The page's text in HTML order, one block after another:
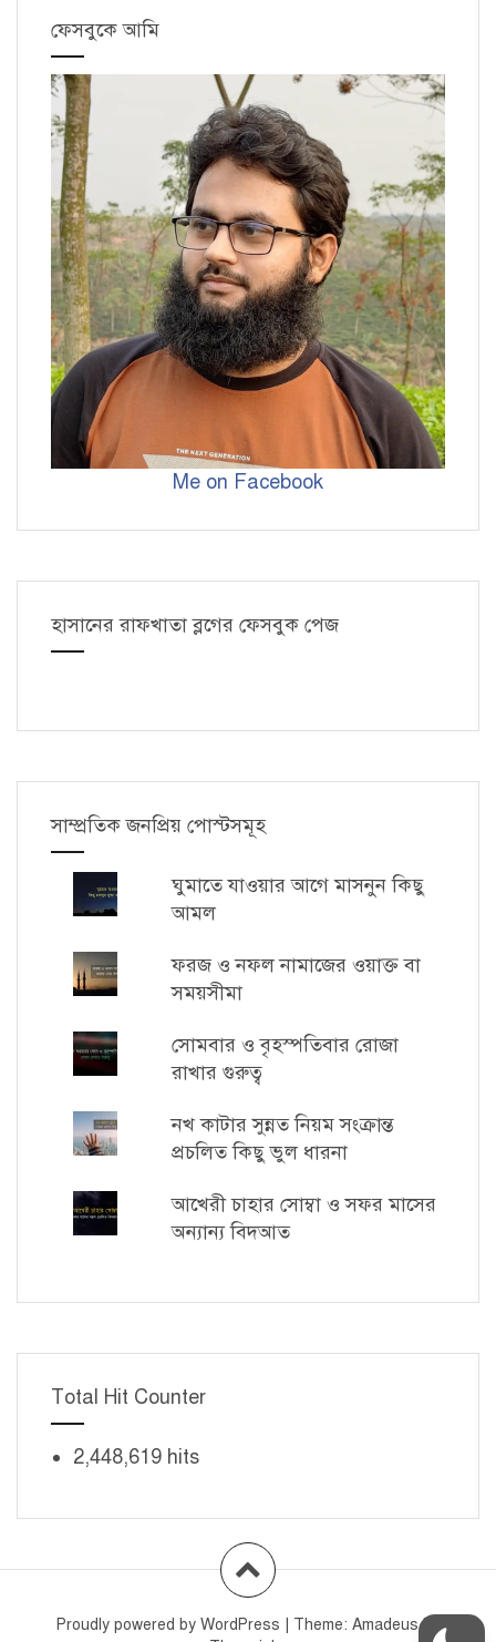
ফেসবুকে আমি
Me on Facebook
হাসানের রাফখাতা ব্লগের ফেসবুক পেজ
সাম্প্রতিক জনপ্রিয় পোস্টসমূহ
ঘুমাতে যাওয়ার আগে মাসনুন কিছু
আমল
ফরজ ও নফল নামাজের ওয়াক্ত বা
সময়সীমা
সোমবার ও বৃহস্পতিবার রোজা
রাখার গুরুত্ব
নখ কাটার সুন্নত নিয়ম সংক্রান্ত
প্রচলিত কিছু ভুল ধারনা
আখেরী চাহার সোম্বা ও সফর মাসের
অন্যান্য বিদআত
Total Hit Counter
2,448,619 hits
Proudly powered by WordPress Theme: Amadeusby